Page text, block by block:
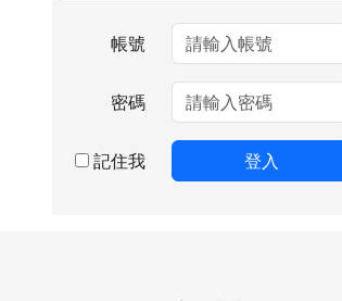
帳號
密碼
記住我 登入